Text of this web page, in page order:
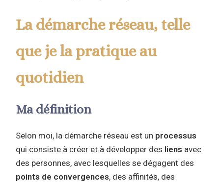
La démarche réseau, telle
que je la pratique au
quotidien
Ma définition
Selon moi, la démarche réseau est un processus
qui consiste à créer et à développer des liens avec
des personnes, avec lesquelles se dégagent des
points de convergences, des affinités, des